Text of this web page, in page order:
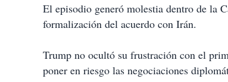
El episodio generó molestia dentro de la
formalización del acuerdo con Irán.
Trump no ocultó su frustración con el
poner en riesgo las negociaciones